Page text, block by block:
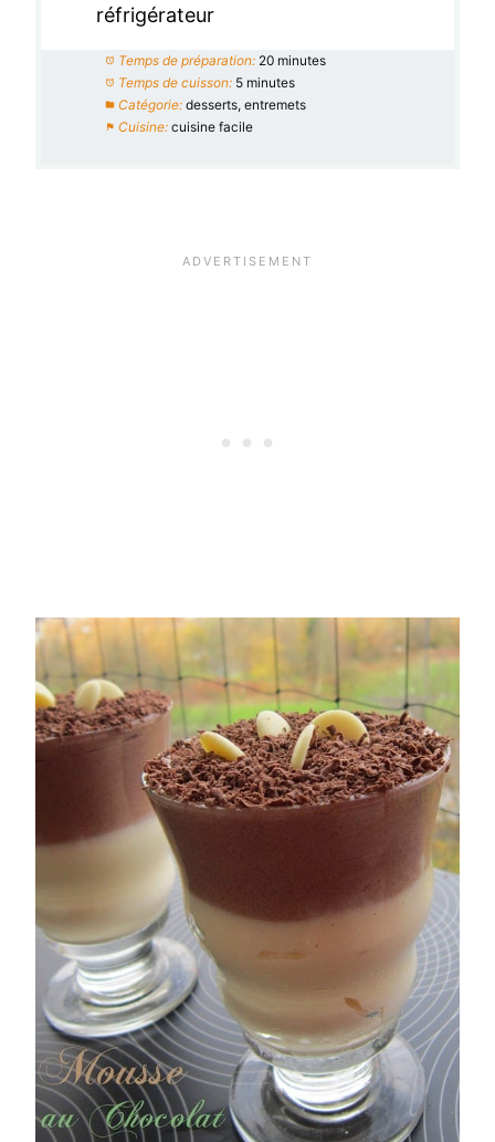
réfrigérateur
Temps de préparation: 20 minutes
Temps de cuisson: 5 minutes
Catégorie: desserts, entremets
Cuisine: cuisine facile